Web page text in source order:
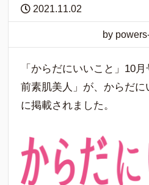
2021.11.02
by
「からだにいいこと」10
前素肌美人」が、からだ
に掲載されました。